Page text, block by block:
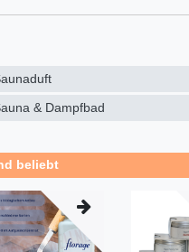
& Dampfbad
beliebt